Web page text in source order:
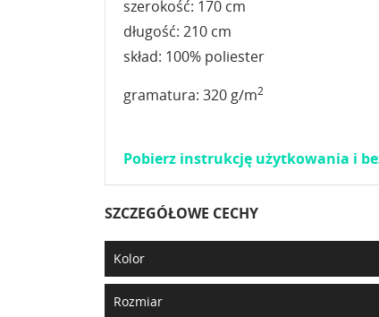
szerokość: 170 cm
długość: 210 cm
skład: 100% poliester
gramatura: 320 g/m2
Pobierz instrukcję użytkowania i
SZCZEGÓŁOWE CECHY
Kolor
Rozmiar